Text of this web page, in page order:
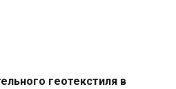
геотекстиля в